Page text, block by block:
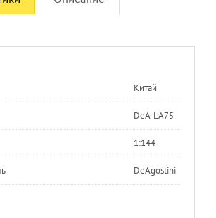
Китай
DeA-LA75
1:144
DeAgostini